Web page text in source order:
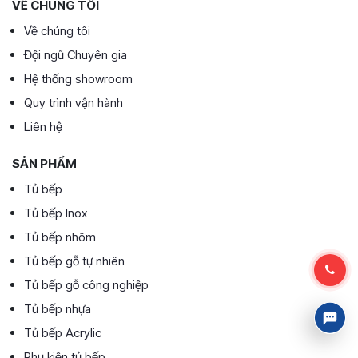
VỀ CHÚNG TÔI
Về chúng tôi
Đội ngũ Chuyên gia
Hệ thống showroom
Quy trình vận hành
Liên hệ
SẢN PHẨM
Tủ bếp
Tủ bếp Inox
Tủ bếp nhôm
Tủ bếp gỗ tự nhiên
Tủ bếp gỗ công nghiệp
Tủ bếp nhựa
Tủ bếp Acrylic